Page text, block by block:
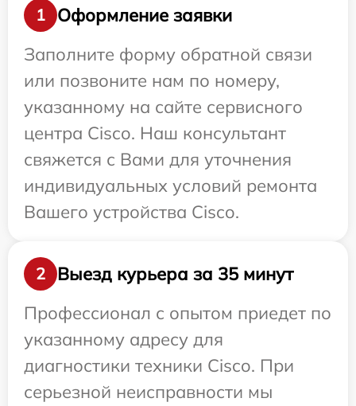
1
Оформление заявки
Заполните форму обратной связи
или позвоните нам по номеру,
указанному на сайте сервисного
центра Cisco. Наш консультант
свяжется с Вами для уточнения
индивидуальных условий ремонта
Вашего устройства Cisco.
2
Выезд курьера за 35 минут
Профессионал с опытом приедет по
указанному адресу для
диагностики техники Cisco. При
серьезной неисправности мы